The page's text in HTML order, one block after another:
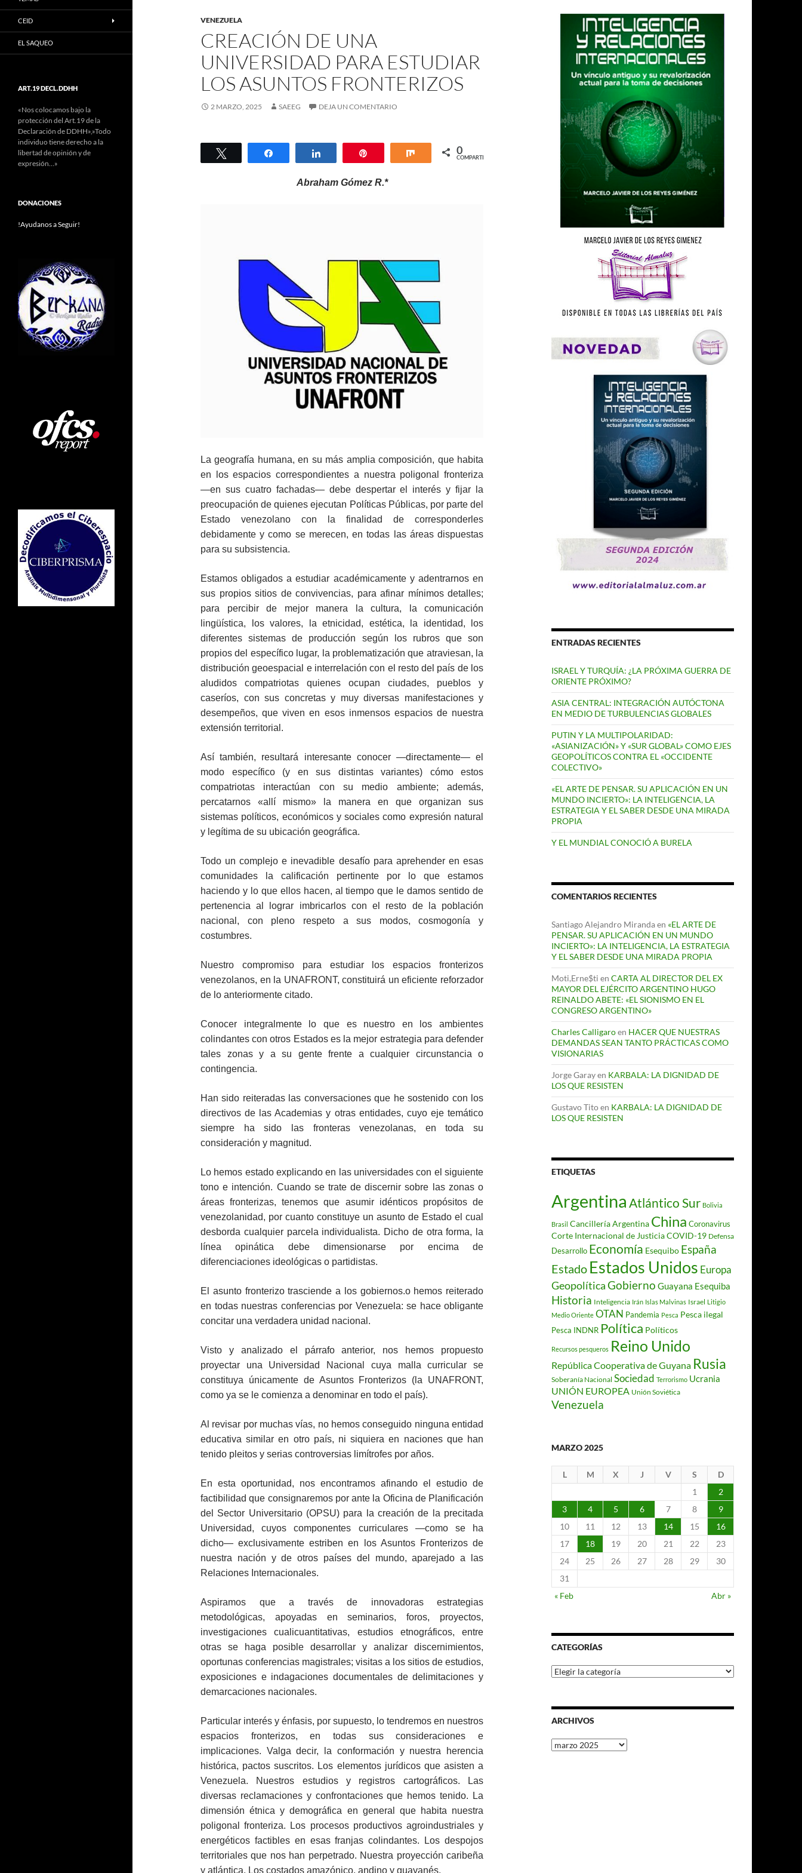
VENEZUELA
CREACIÓN DE UNA
UNIVERSIDAD PARA ESTUDIAR
LOS ASUNTOS FRONTERIZOS
2 MARZO, 2025 SAEEG DEJA UN COMENTARIO
Twittear Compartir Compartir Compartir
0
COMPARTIR
Abraham Gómez R.*
La geografía humana, en su más amplia composición, que habita
en los espacios correspondientes a nuestra poligonal fronteriza
―en sus cuatro fachadas― debe despertar el interés y fijar la
preocupación de quienes ejecutan Políticas Públicas, por parte del
Estado venezolano con la finalidad de corresponderles
debidamente y como se merecen, en todas las áreas dispuestas
para su subsistencia.
Estamos obligados a estudiar académicamente y adentrarnos en
sus propios sitios de convivencias, para afinar mínimos detalles;
para percibir de mejor manera la cultura, la comunicación
lingüística, los valores, la etnicidad, estética, la identidad, los
diferentes sistemas de producción según los rubros que son
propios del específico lugar, la problematización que atraviesan, la
distribución geoespacial e interrelación con el resto del país de los
aludidos compatriotas quienes ocupan ciudades, pueblos y
caseríos, con sus concretas y muy diversas manifestaciones y
desempeños, que viven en esos inmensos espacios de nuestra
extensión territorial.
Así también, resultará interesante conocer ―directamente― el
modo específico (y en sus distintas variantes) cómo estos
compatriotas interactúan con su medio ambiente; además,
percatarnos «allí mismo» la manera en que organizan sus
sistemas políticos, económicos y sociales como expresión natural
y legítima de su ubicación geográfica.
Todo un complejo e inevadible desafío para aprehender en esas
comunidades la calificación pertinente por lo que estamos
haciendo y lo que ellos hacen, al tiempo que le damos sentido de
pertenencia al lograr imbricarlos con el resto de la población
nacional, con pleno respeto a sus modos, cosmogonía y
costumbres.
Nuestro compromiso para estudiar los espacios fronterizos
venezolanos, en la UNAFRONT, constituirá un eficiente reforzador
de lo anteriormente citado.
Conocer integralmente lo que es nuestro en los ambientes
colindantes con otros Estados es la mejor estrategia para defender
tales zonas y a su gente frente a cualquier circunstancia o
contingencia.
Han sido reiteradas las conversaciones que he sostenido con los
directivos de las Academias y otras entidades, cuyo eje temático
siempre ha sido las fronteras venezolanas, en toda su
consideración y magnitud.
Lo hemos estado explicando en las universidades con el siguiente
tono e intención. Cuando se trate de discernir sobre las zonas o
áreas fronterizas, tenemos que asumir idénticos propósitos de
venezolanidad, por cuanto constituye un asunto de Estado el cual
desborda cualquier parcela individualista. Dicho de otra forma, la
línea opinática debe dimensionarse por encima de
diferenciaciones ideológicas o partidistas.
El asunto fronterizo trasciende a los gobiernos.o hemos reiterado
en todas nuestras conferencias por Venezuela: se hace obligante
concitar una verdadera unidad nacional.
Visto y analizado el párrafo anterior, nos hemos propuesto
proyectar una Universidad Nacional cuya malla curricular se
constituya únicamente de Asuntos Fronterizos (la UNAFRONT,
como ya se le comienza a denominar en todo el país).
Al revisar por muchas vías, no hemos conseguido ninguna entidad
educativa similar en otro país, ni siquiera en naciones que han
tenido pleitos y serias controversias limítrofes por años.
En esta oportunidad, nos encontramos afinando el estudio de
factibilidad que consignaremos por ante la Oficina de Planificación
del Sector Universitario (OPSU) para la creación de la precitada
Universidad, cuyos componentes curriculares ―como se ha
dicho― exclusivamente estriben en los Asuntos Fronterizos de
nuestra nación y de otros países del mundo, aparejado a las
Relaciones Internacionales.
Aspiramos que a través de innovadoras estrategias
metodológicas, apoyadas en seminarios, foros, proyectos,
investigaciones cualicuantitativas, estudios etnográficos, entre
otras se haga posible desarrollar y analizar discernimientos,
oportunas conferencias magistrales; visitas a los sitios de estudios,
exposiciones e indagaciones documentales de delimitaciones y
demarcaciones nacionales.
Particular interés y énfasis, por supuesto, lo tendremos en nuestros
espacios fronterizos, en todas sus consideraciones e
implicaciones. Valga decir, la conformación y nuestra herencia
histórica, pactos suscritos. Los elementos jurídicos que asisten a
Venezuela. Nuestros estudios y registros cartográficos. Las
diversas reclamaciones y confrontaciones que hemos tenido. La
dimensión étnica y demográfica en general que habita nuestra
poligonal fronteriza. Los procesos productivos agroindustriales y
energéticos factibles en esas franjas colindantes. Los despojos
territoriales que nos han perpetrado. Nuestra proyección caribeña
y atlántica. Los costados amazónico, andino y guayanés.
ENTRADAS RECIENTES
ISRAEL Y TURQUÍA: ¿LA PRÓXIMA GUERRA DE
ORIENTE PRÓXIMO?
ASIA CENTRAL: INTEGRACIÓN AUTÓCTONA
EN MEDIO DE TURBULENCIAS GLOBALES
PUTIN Y LA MULTIPOLARIDAD:
«ASIANIZACIÓN» Y «SUR GLOBAL» COMO EJES
GEOPOLÍTICOS CONTRA EL «OCCIDENTE
COLECTIVO»
«EL ARTE DE PENSAR. SU APLICACIÓN EN UN
MUNDO INCIERTO»: LA INTELIGENCIA, LA
ESTRATEGIA Y EL SABER DESDE UNA MIRADA
PROPIA
Y EL MUNDIAL CONOCIÓ A BURELA
COMENTARIOS RECIENTES
Santiago Alejandro Mirandaen «EL ARTE DE
PENSAR. SU APLICACIÓN EN UN MUNDO
INCIERTO»: LA INTELIGENCIA, LA ESTRATEGIA
Y EL SABER DESDE UNA MIRADA PROPIA
Moti,Erne$ti en CARTA AL DIRECTOR DEL EX
MAYOR DEL EJÉRCITO ARGENTINO HUGO
REINALDO ABETE: «EL SIONISMO EN EL
CONGRESO ARGENTINO»
Charles Calligaroen HACER QUE NUESTRAS
DEMANDAS SEAN TANTO PRÁCTICAS COMO
VISIONARIAS
Jorge Garayen KARBALA: LA DIGNIDAD DE
LOS QUE RESISTEN
Gustavo Titoen KARBALA: LA DIGNIDAD DE
LOS QUE RESISTEN
ETIQUETAS
Argentina Atlántico Sur Bolivia
Brasil Cancillería Argentina China Coronavirus
Corte Internacional de JusticiaCOVID-19 Defensa
Desarrollo Economía Esequibo España
Estado Estados Unidos Europa
GeopolíticaGobierno Guayana Esequiba
Historia Inteligencia Irán Islas Malvinas Israel Litigio
Medio Oriente OTAN Pandemia Pesca Pesca ilegal
Pesca INDNR Política Políticos
Recursos pesqueros Reino Unido
República Cooperativa de Guyana Rusia
Soberanía Nacional Sociedad Terrorismo Ucrania
UNIÓN EUROPEA Unión Soviética
Venezuela
MARZO 2025
L M X J V S
D
1
2
3
4 5 6 7 8
9
10
11 12 13 14 15
16
17
18 19 20 21 22
23
24
25 26 27 28 29
30
31
« Feb
Abr »
CATEGORÍAS
Categorías
ARCHIVOS
Archivos
CEID
EL SAQUEO
ART.19 DECL.DDHH
«Nos colocamos bajo la
protección del Art.19 de la
Declaración de DDHH»,»Todo
individuo tiene derecho a la
libertad de opinión y de
expresión…»
DONACIONES
!Ayudanos a Seguir!